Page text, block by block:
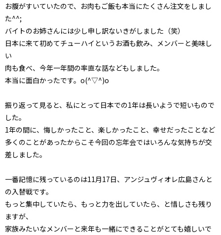
お腹がすいていたので、お肉もご飯も本当にたくさん注文をしまし
た^^;
バイトのお姉さんには少し申し訳ないきがしました（笑）
日本に来て初めてチューハイというお酒も飲み、メンバーと美味し
い
肉も食べ、今年一年間の率直な話などもしました。
本当に面白かったです。o(^▽^)o
振り返って見ると、私にとって日本での1年は長いようで短いもので
した。
1年の間に、悔しかったこと、楽しかったこと、幸せだったことなど
多くのことがあったからこそ今回の忘年会ではいろんな気持ちが交
差しました。
一番記憶に残っているのは11月17日、アンジュヴィオレ広島さんと
の入替戦です。
もっと集中していたら、もっと力を出していたら、と惜しさも残り
ますが、
家族みたいなメンバーと来年も一緒にできることがとても嬉しいで